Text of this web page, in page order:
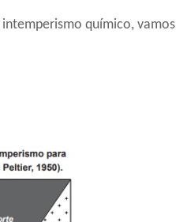
químico, vamos